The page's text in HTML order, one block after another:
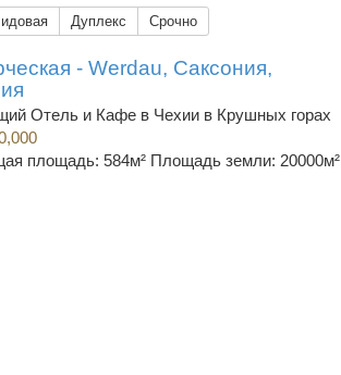
Дуплекс Срочно
- Werdau, Саксония,
Отель и Кафе в Чехии в Крушных горах
площадь: 584м² Площадь земли: 20000м²